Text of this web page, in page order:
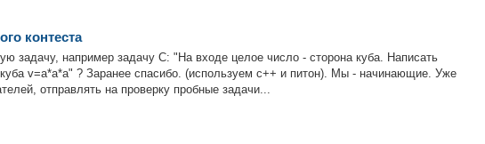
контеста
задачу, например задачу C: "На входе целое число - сторона куба. Написать
v=a*a*a" ? Заранее спасибо. (используем с++ и питон). Мы - начинающие. Уже
отправлять на проверку пробные задачи...